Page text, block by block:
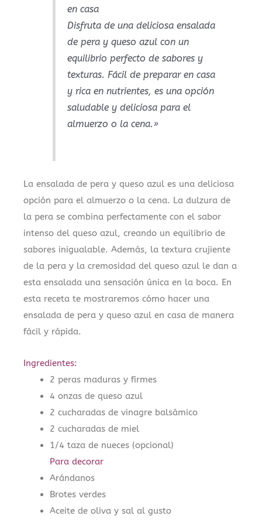
en casa
Disfruta de una deliciosa ensalada
de pera y queso azul con un
equilibrio perfecto de sabores y
texturas. Fácil de preparar en casa
y rica en nutrientes, es una opción
saludable y deliciosa para el
almuerzo o la cena.»
La ensalada de pera y queso azul es una deliciosa
opción para el almuerzo o la cena. La dulzura de
la pera se combina perfectamente con el sabor
intenso del queso azul, creando un equilibrio de
sabores inigualable. Además, la textura crujiente
de la pera y la cremosidad del queso azul le dan a
esta ensalada una sensación única en la boca. En
esta receta te mostraremos cómo hacer una
ensalada de pera y queso azul en casa de manera
fácil y rápida.
Ingredientes:
2 peras maduras y firmes
4 onzas de queso azul
2 cucharadas de vinagre balsámico
2 cucharadas de miel
1/4 taza de nueces (opcional)
Para decorar
Arándanos
Brotes verdes
Aceite de oliva y sal al gusto